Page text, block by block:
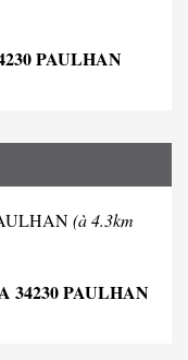
PAULHAN
(à 4.3km
34230 PAULHAN